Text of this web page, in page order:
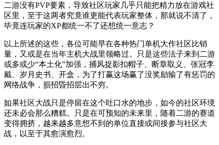
二游没有PVP要素，导致社区玩家几乎只能把精力放在游戏社
区里，至于这两者究竟谁更能代表玩家整体，那就说不清了，
毕竟连玩家的XP都统一不了还想统一意志？
以上所述的这些，各位可能早在各种热门单机大作社区比销
量，又或是在当年主机大战里领略过。只是这些法子来到二游
或多或少“本土化”加强，捕风捉影扣帽子、断章取义、张冠李
戴、岁月史书、开盒，为了打赢这场赢了没奖励输了有惩罚的
网络战争，损招昏招层出不穷。
如果社区大战只是停留在这个吐口水的地步，如今的社区环境
还未必会那么糟糕。只是在可预知的未来里，随着二游的赛道
变得拥挤，越来越多意想不到的单位直接或间接参与社区大
战，以至于其愈演愈烈。